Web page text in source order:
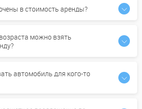
в стоимость аренды?
можно взять
автомобиль для кого-то